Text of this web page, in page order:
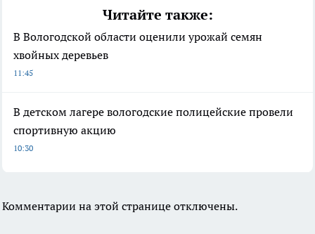
Читайте также:
В Вологодской области оценили урожай семян
хвойных деревьев
11:45
В детском лагере вологодские полицейские провели
спортивную акцию
10:30
Комментарии на этой странице отключены.